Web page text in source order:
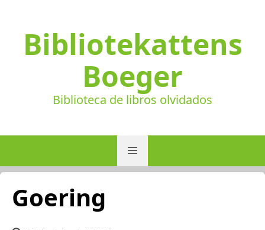
Bibliotekattens
Boeger
Biblioteca de libros olvidados
Goering